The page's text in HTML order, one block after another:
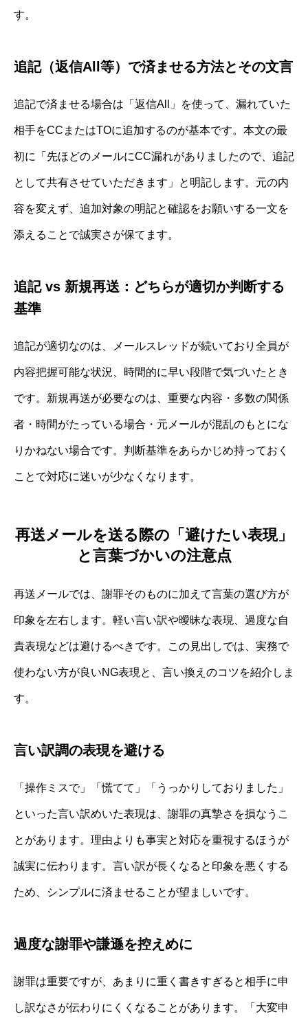
す。
追記（返信All等）で済ませる方法とその文言
追記で済ませる場合は「返信All」を使って、漏れていた
相手をCCまたはTOに追加するのが基本です。本文の最
初に「先ほどのメールにCC漏れがありましたので、追記
として共有させていただきます」と明記します。元の内
容を変えず、追加対象の明記と確認をお願いする一文を
添えることで誠実さが保てます。
追記 vs 新規再送：どちらが適切か判断する
基準
追記が適切なのは、メールスレッドが続いており全員が
内容把握可能な状況、時間的に早い段階で気づいたとき
です。新規再送が必要なのは、重要な内容・多数の関係
者・時間がたっている場合・元メールが混乱のもとにな
りかねない場合です。判断基準をあらかじめ持っておく
ことで対応に迷いが少なくなります。
再送メールを送る際の「避けたい表現」
と言葉づかいの注意点
再送メールでは、謝罪そのものに加えて言葉の選び方が
印象を左右します。軽い言い訳や曖昧な表現、過度な自
責表現などは避けるべきです。この見出しでは、実務で
使わない方が良いNG表現と、言い換えのコツを紹介しま
す。
言い訳調の表現を避ける
「操作ミスで」「慌てて」「うっかりしておりました」
といった言い訳めいた表現は、謝罪の真摯さを損なうこ
とがあります。理由よりも事実と対応を重視するほうが
誠実に伝わります。言い訳が長くなると印象を悪くする
ため、シンプルに済ませることが望ましいです。
過度な謝罪や謙遜を控えめに
謝罪は重要ですが、あまりに重く書きすぎると相手に申
し訳なさが伝わりにくくなることがあります。「大変申